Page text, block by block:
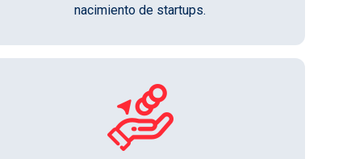
nacimiento de startups.